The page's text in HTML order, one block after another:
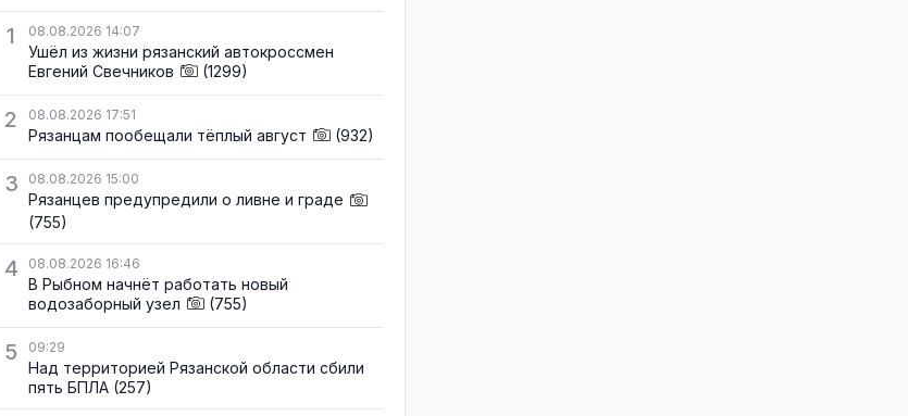
1
08.08.2026 14:07
Ушёл из жизни рязанский автокроссмен
Евгений Свечников
(1299)
2 08.08.2026 17:51
Рязанцам пообещали тёплый август (932)
3 08.08.2026 15:00
Рязанцев предупредили о ливне и граде
(755)
4 08.08.2026 16:46
В Рыбном начнёт работать новый
водозаборный узел
(755)
5 09:29
Над территорией Рязанской области сбили
пять БПЛА (257)